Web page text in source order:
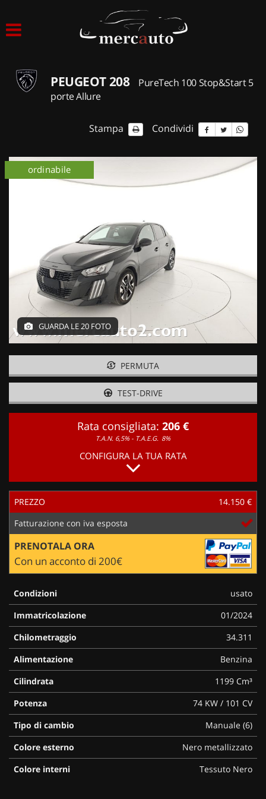
ACQUISTIAMO USATO
NOLEGGIO AUTO
NOLEGGIO LUNGO TERMINE
CONTATTI
PEUGEOT 208
PureTech 100 Stop&Start 5
porte Allure
Stampa Condividi
ordinabile
GUARDA LE 20 FOTO
PERMUTA
TEST-DRIVE
Rata consigliata: 206 €
T.A.N. 6,5% - T.A.E.G. 8%
CONFIGURA LA TUA RATA
PREZZO
14.150 €
Fatturazione con iva esposta
PRENOTALA ORA
Con un acconto di 200€
Condizioni
usato
Immatricolazione
01/2024
Chilometraggio
34.311
Alimentazione
Benzina
Cilindrata
1199 Cm³
Potenza
74 KW / 101 CV
Tipo di cambio
Manuale (6)
Colore esterno
Nero metallizzato
Colore interni
Tessuto Nero